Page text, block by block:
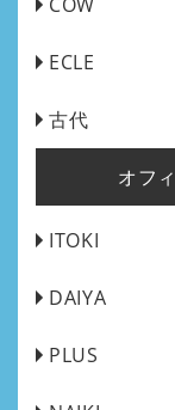
ECLE
古代
オフ
ITOKI
DAIYA
PLUS